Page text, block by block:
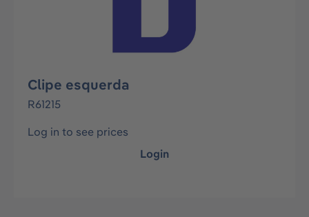
Clipe esquerda
R61215
Log in to see prices
Login